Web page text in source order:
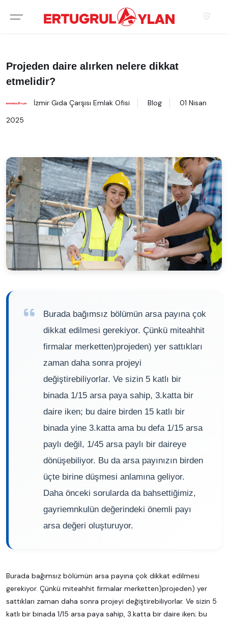
Projeden daire alırken nelere dikkat
etmelidir?
İzmir Gıda Çarşısı Emlak Ofisi Blog
01 Nisan
2025
Burada bağımsız bölümün arsa payına çok
dikkat edilmesi gerekiyor. Çünkü miteahhit
firmalar merketten)projeden) yer sattıkları
zaman daha sonra projeyi
değiştirebiliyorlar. Ve sizin 5 katlı bir
binada 1/15 arsa paya sahip, 3.katta bir
daire iken; bu daire birden 15 katlı bir
binada yine 3.katta ama bu defa 1/15 arsa
paylı değil, 1/45 arsa paylı bir daireye
dönüşebiliyor. Bu da arsa payınızın birden
üçte birine düşmesi anlamına geliyor.
Daha önceki sorularda da bahsettiğimiz,
gayriemnkulün değerindeki önemli payı
arsa değeri oluşturuyor.
Burada bağımsız bölümün arsa payına çok dikkat edilmesi
gerekiyor. Çünkü miteahhit firmalar merketten)projeden) yer
sattıkları zaman daha sonra projeyi değiştirebiliyorlar. Ve sizin 5
katlı bir binada 1/15 arsa paya sahip, 3.katta bir daire iken; bu
Hakkımızda
EMLAK SITELERIMIZ
EMLAK OFISLERIMIZ